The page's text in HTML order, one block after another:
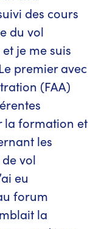
des cours
du vol
je me suis
premier avec
(FAA)
formation et
les
vol
eu
forum
la